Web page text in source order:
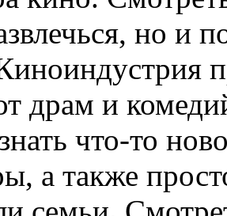
но и
драм и
что-то
а также